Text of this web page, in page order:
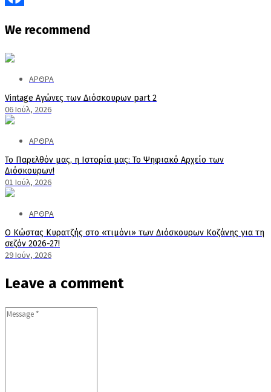
We recommend
ΑΡΘΡΑ
Vintage Αγώνες των Διόσκουρων part 2
06 Ιούλ, 2026
ΑΡΘΡΑ
Το Παρελθόν μας, η Ιστορία μας: Το Ψηφιακό Αρχείο των
Διόσκουρων!
01 Ιούλ, 2026
ΑΡΘΡΑ
Ο Κώστας Κυρατζής στο «τιμόνι» των Διόσκουρων Κοζάνης για τη
σεζόν 2026-27!
29 Ιούν, 2026
Leave a comment